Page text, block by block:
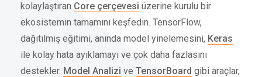
kolaylaştıran Core çerçevesi üzerine kurulu bir
ekosistemin tamamını keşfedin. TensorFlow,
dağıtılmış eğitimi, anında model yinelemesini, Keras
ile kolay hata ayıklamayı ve çok daha fazlasını
destekler. Model Analizi ve TensorBoard gibi araçlar,